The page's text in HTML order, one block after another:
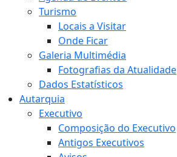
Turismo
Locais a Visitar
Onde Ficar
Galeria Multimédia
Fotografias da Atualidade
Dados Estatísticos
Autarquia
Executivo
Composição do Executivo
Antigos Executivos